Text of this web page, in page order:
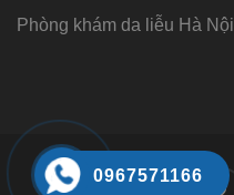
Phòng khám da liễu Hà Nội
0967571166